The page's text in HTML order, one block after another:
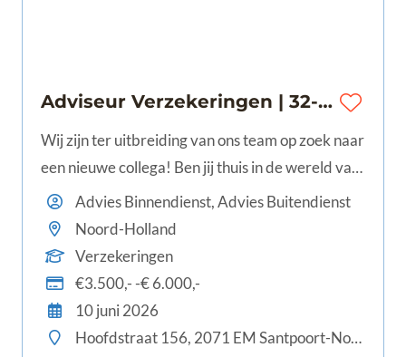
Adviseur Verzekeringen | 32-40 uur | Santpoort-Noord | €3.500,- tot €6.000,-
Wij zijn ter uitbreiding van ons team op zoek naar
een nieuwe collega! Ben jij thuis in de wereld van
verzekeringen? Heb jij oog voor kwaliteit en staat
de klant altijd centraal bij jou? Met andere
woorden ga jij ook voor je klant door het vuur?
Heb jij je WFT Zakelijk, WFT Inkomen en
eventueel WFT vermogen? Dan zijn wij op zoek
naar jou!
Advies Binnendienst, Advies Buitendienst
Noord-Holland
Verzekeringen
€3.500,- -€ 6.000,-
10 juni 2026
Hoofdstraat 156, 2071 EM Santpoort-Noord, Nederland